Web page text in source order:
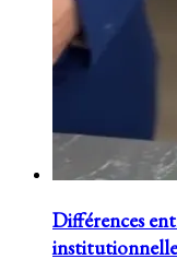
Différences
institutionnelle